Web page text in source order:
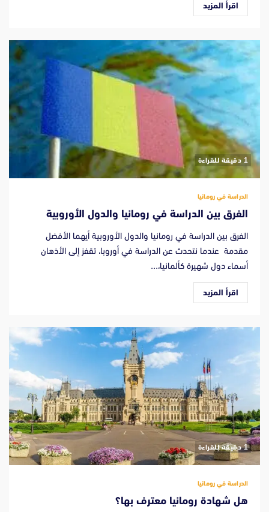
اقرأ المزيد
‫1 دقيقة للقراءة
الدراسة في رومانيا
الفرق بين الدراسة في رومانيا والدول الأوروبية
الفرق بين الدراسة في رومانيا والدول الأوروبية أيهما الأفضل
مقدمة عندما نتحدث عن الدراسة في أوروبا، تقفز إلى الأذهان
أسماء دول شهيرة كألمانيا،...
اقرأ المزيد
‫1 دقيقة للقراءة
الدراسة في رومانيا
هل شهادة رومانيا معترف بها؟